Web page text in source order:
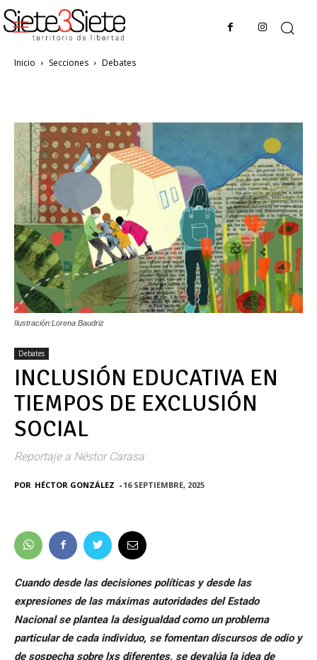
Inicio Secciones Debates
Ilustración:Lorena Baudriz
Debates
INCLUSIÓN EDUCATIVA EN
TIEMPOS DE EXCLUSIÓN
SOCIAL
Reportaje a Néstor Carasa
POR HÉCTOR GONZÁLEZ - 16 SEPTIEMBRE, 2025
Cuando desde las decisiones políticas y desde las
expresiones de las máximas autoridades del Estado
Nacional se plantea la desigualdad como un problema
particular de cada individuo, se fomentan discursos de odio y
de sospecha sobre lxs diferentes, se devalúa la idea de